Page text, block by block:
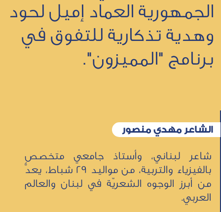
الجمهورية العماد إميل لحود
وهدية تذكارية للتفوق في
برنامج "المميزون".
الشاعر مهدي منصور
شاعر لبناني، وأستاذ جامعي متخصص
بالفيزياء والتربية، من مواليد 29 شباط، يعدُّ
من أبرز الوجوه الشعريّة في لبنان والعالم
العربي.